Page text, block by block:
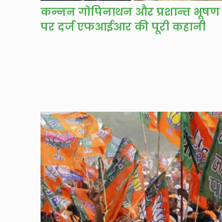
कन्नन गोपिनाथन और प्रशान्त भूषण
पर दर्ज एफआईआर की पूरी कहानी